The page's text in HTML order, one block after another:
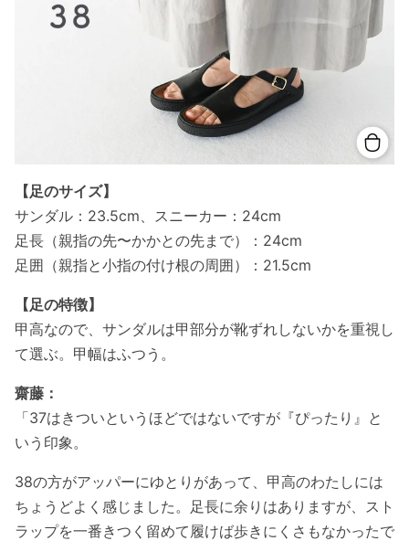
【足のサイズ】
サンダル：23.5cm、スニーカー：24cm
足長（親指の先〜かかとの先まで）：24cm
足囲（親指と小指の付け根の周囲）：21.5cm
【足の特徴】
甲高なので、サンダルは甲部分が靴ずれしないかを重視し
て選ぶ。甲幅はふつう。
齋藤：
「37はきついというほどではないですが『ぴったり』と
いう印象。
38の方がアッパーにゆとりがあって、甲高のわたしには
ちょうどよく感じました。足長に余りはありますが、スト
ラップを一番きつく留めて履けば歩きにくさもなかったで